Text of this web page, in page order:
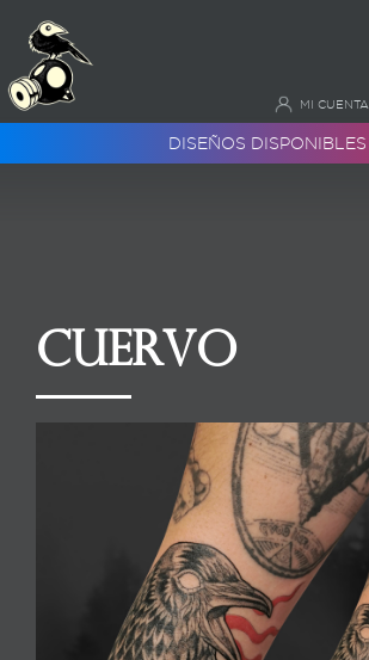
MI CUENTA
DISEÑOS DISPONIBLES
Cuervo